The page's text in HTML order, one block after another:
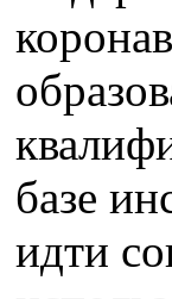
базе
идти